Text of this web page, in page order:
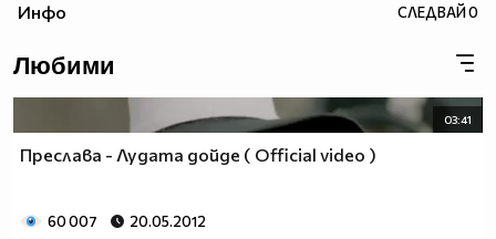
Инфо СЛЕДВАЙ0
Любими
03:41
Преслава - Лудата дойде ( Official video )
60 007 20.05.2012